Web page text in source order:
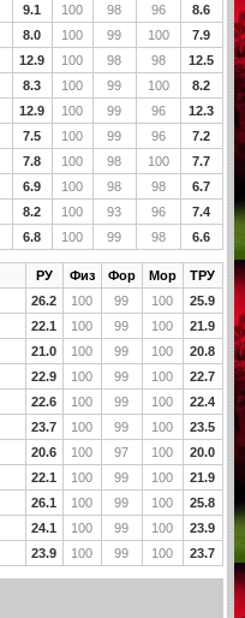
9.1 100 98 96
8.6
8.0 100 99 100
7.9
12.9 100 98 98
12.5
8.3 100 99 100
8.2
12.9 100 99 96
12.3
7.5 100 99 96
7.2
7.8 100 98 100
7.7
6.9 100 98 98
6.7
8.2 100 93 96
7.4
6.8 100 99 98 6.6
РУ Физ Фор Мор
ТРУ
26.2 100 99 100
25.9
22.1 100 99 100
21.9
21.0 100 99 100
20.8
22.9 100 99 100
22.7
22.6 100 99 100
22.4
23.7 100 99 100
23.5
20.6 100 97 100
20.0
22.1 100 99 100
21.9
26.1 100 99 100
25.8
24.1 100 99 100
23.9
23.9 100 99 100 23.7